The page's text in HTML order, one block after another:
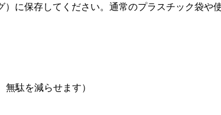
に保存してください。通常のプラスチック袋や
駄を減らせます）